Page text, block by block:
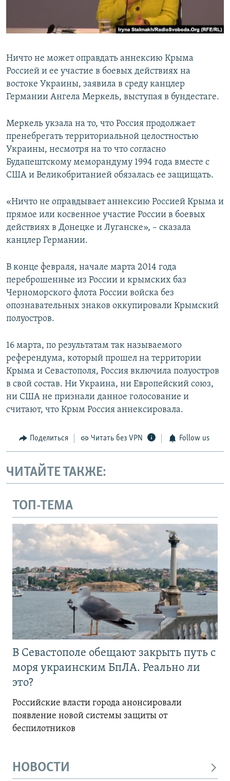
КРЫМ.НЕПОКОРЕННЫЙ
УКРАИНСКАЯ ПРОБЛЕМА КРЫМА
Все сайты RFE/RL
Ничто не может оправдать аннексию Крыма
Россией и ее участие в боевых действиях на
востоке Украины, заявила в среду канцлер
Германии Ангела Меркель, выступая в бундестаге.
Меркель укзала на то, что Россия продолжает
пренебрегать территориальной целостностью
Украины, несмотря на то что согласно
Будапештскому меморандуму 1994 года вместе с
США и Великобританией обязалась ее защищать.
«Ничто не оправдывает аннексию Россией Крыма и
прямое или косвенное участие России в боевых
действиях в Донецке и Луганске», – сказала
канцлер Германии.
В конце февраля, начале марта 2014 года
переброшенные из России и крымских баз
Черноморского флота России войска без
опознавательных знаков оккупировали Крымский
полуостров.
16 марта, по результатам так называемого
референдума, который прошел на территории
Крыма и Севастополя, Россия включила полуостров
в свой состав. Ни Украина, ни Европейский союз,
ни США не признали данное голосование и
считают, что Крым Россия аннексировала.
Поделиться Читать без VPN Follow us
ЧИТАЙТЕ ТАКЖЕ:
ТОП-ТЕМА
В Севастополе обещают закрыть путь с
моря украинским БпЛА. Реально ли
это?
Российские власти города анонсировали
появление новой системы защиты от
беспилотников
НОВОСТИ